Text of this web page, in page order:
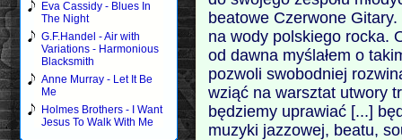
Eva Cassidy - Blues In
The Night
G.F.Handel - Air with
Variations - Harmonious
Blacksmith
Anne Murray - Let It Be
Me
Holmes Brothers - I Want
Jesus To Walk With Me
beatowe Czerwone Gitary.
na wody polskiego rocka.
od dawna myślałem o
pozwoli swobodniej
wziąć na warsztat utwory
będziemy uprawiać [...]
muzyki jazzowej, beatu,